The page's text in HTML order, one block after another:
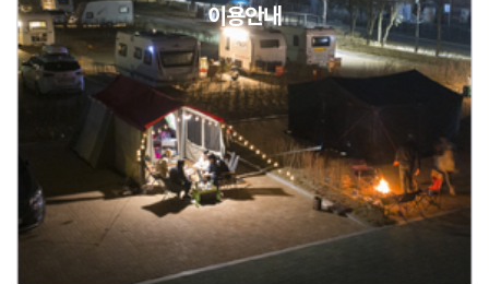
2026년 5월 캠핑장 안점 점검의 날 변경 안내
캠핑장(9월1일~6일) 미운영 공지
[6/1]전산시스템 점검 및 안정화에 따른 서비스 이용 제한 안내
이용안내